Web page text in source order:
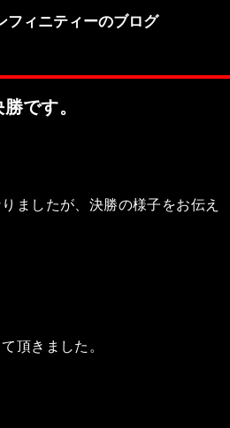
フィニティーのブログ
です。
ましたが、決勝の様子をお伝え
頂きました。